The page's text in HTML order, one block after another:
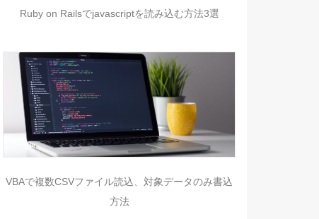
Ruby on Railsでjavascriptを読み込む方法3選
VBAで複数CSVファイル読込、対象データのみ書込
方法